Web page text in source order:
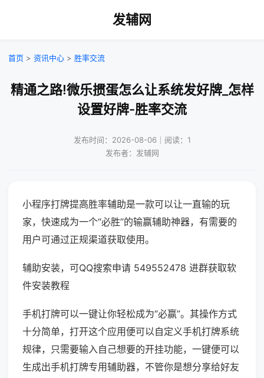
发辅网
首页 > 资讯中心 > 胜率交流
精通之路!微乐掼蛋怎么让系统发好牌_怎样
设置好牌-胜率交流
发布时间：2026-08-06｜阅读：1
发布者：发辅网
小程序打牌提高胜率辅助是一款可以让一直输的玩
家，快速成为一个“必胜”的输赢辅助神器，有需要的
用户可通过正规渠道获取使用。
辅助安装，可QQ搜索申请 549552478 进群获取软
件安装教程
手机打牌可以一键让你轻松成为“必赢”。其操作方式
十分简单，打开这个应用便可以自定义手机打牌系统
规律，只需要输入自己想要的开挂功能，一键便可以
生成出手机打牌专用辅助器，不管你是想分享给好友